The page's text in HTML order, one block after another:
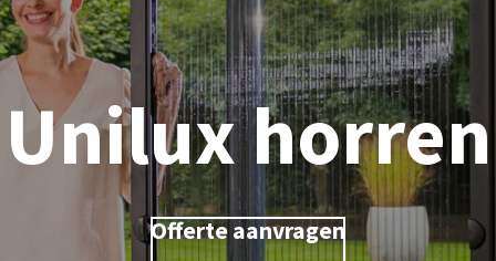
Unilux horren
Offerte aanvragen